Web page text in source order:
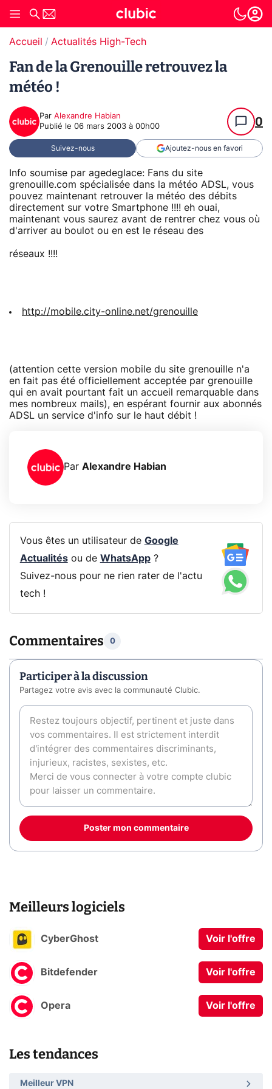
Accueil Actualités High-Tech
Fan de la Grenouille retrouvez la
météo !
Par Alexandre Habian
Publié le 06 mars 2003 à 00h00 0
Suivez-nous Ajoutez-nous en favori
Info soumise par agedeglace: Fans du site
grenouille.com spécialisée dans la météo ADSL, vous
pouvez maintenant retrouver la météo des débits
directement sur votre Smartphone !!!! eh ouai,
maintenant vous saurez avant de rentrer chez vous où
d'arriver au boulot ou en est le réseau des
réseaux !!!!
http://mobile.city-online.net/grenouille
(attention cette version mobile du site grenouille n'a
en fait pas été officiellement acceptée par grenouille
qui en avait pourtant fait un accueil remarquable dans
mes nombreux mails), en espérant fournir aux abonnés
ADSL un service d'info sur le haut débit !
Par Alexandre Habian
Vous êtes un utilisateur de Google
Actualitésou de WhatsApp?
Suivez-nous pour ne rien rater de l'actu
tech !
Commentaires 0
Participer à la discussion
Partagez votre avis avec la communauté Clubic.
Poster mon commentaire
Meilleurs logiciels
CyberGhost Voir l'offre
Bitdefender Voir l'offre
Opera Voir l'offre
Les tendances
Meilleur VPN